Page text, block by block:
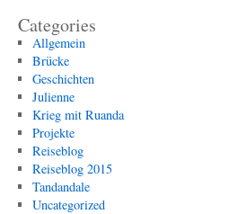
Categories
Allgemein
Brücke
Geschichten
Julienne
Krieg mit Ruanda
Projekte
Reiseblog
Reiseblog 2015
Tandandale
Uncategorized